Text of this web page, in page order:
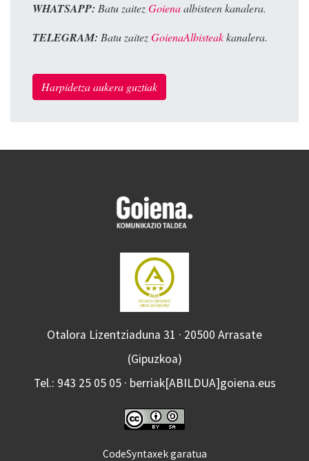
WHATSAPP: Batu zaitezGoienaalbisteen kanalera.
TELEGRAM: Batu zaitezGoienaAlbisteakkanalera.
Harpidetza aukera guztiak
Otalora Lizentziaduna 31 · 20500 Arrasate
(Gipuzkoa)
Tel.: 943 25 05 05 · berriak[ABILDUA]goiena.eus
CodeSyntaxek garatua